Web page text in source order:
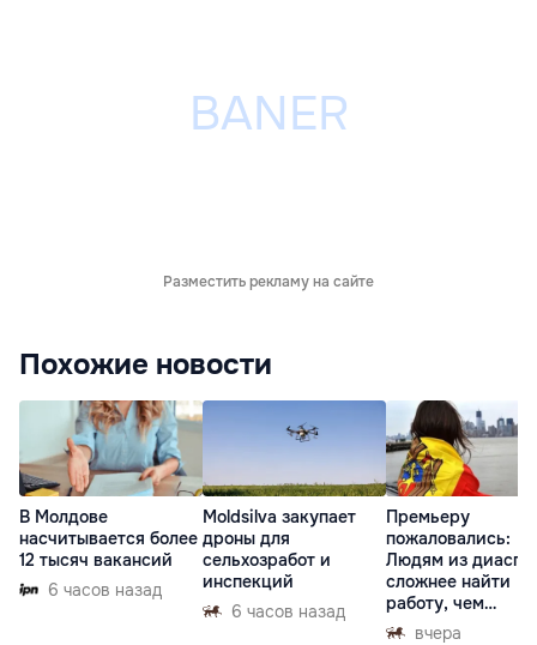
Разместить рекламу на сайте
Похожие новости
В Молдове
насчитывается более
12 тысяч вакансий
6 часов назад
Moldsilva закупает
дроны для
сельхозработ и
инспекций
6 часов назад
Премьеру
пожаловались:
Людям из
сложнее найти
работу, чем
гастарбайтерам
вчера